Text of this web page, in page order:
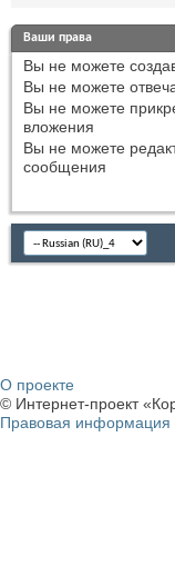
Ваши права
Вы не можете
Вы не можете
Вы не можете
вложения
Вы не можете
сообщения
О проекте
© Интернет-проект
Правовая информация